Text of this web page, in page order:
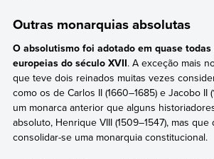
Outras monarquias absolutas
O absolutismo foi adotado em quase
europeias do século XVII. A exceção mais
que teve dois reinados muitas vezes
como os de Carlos II (1660–1685) e Jacobo II
um monarca anterior que alguns
absoluto, Henrique VIII (1509–1547), mas que
consolidar-se uma monarquia constitucional.